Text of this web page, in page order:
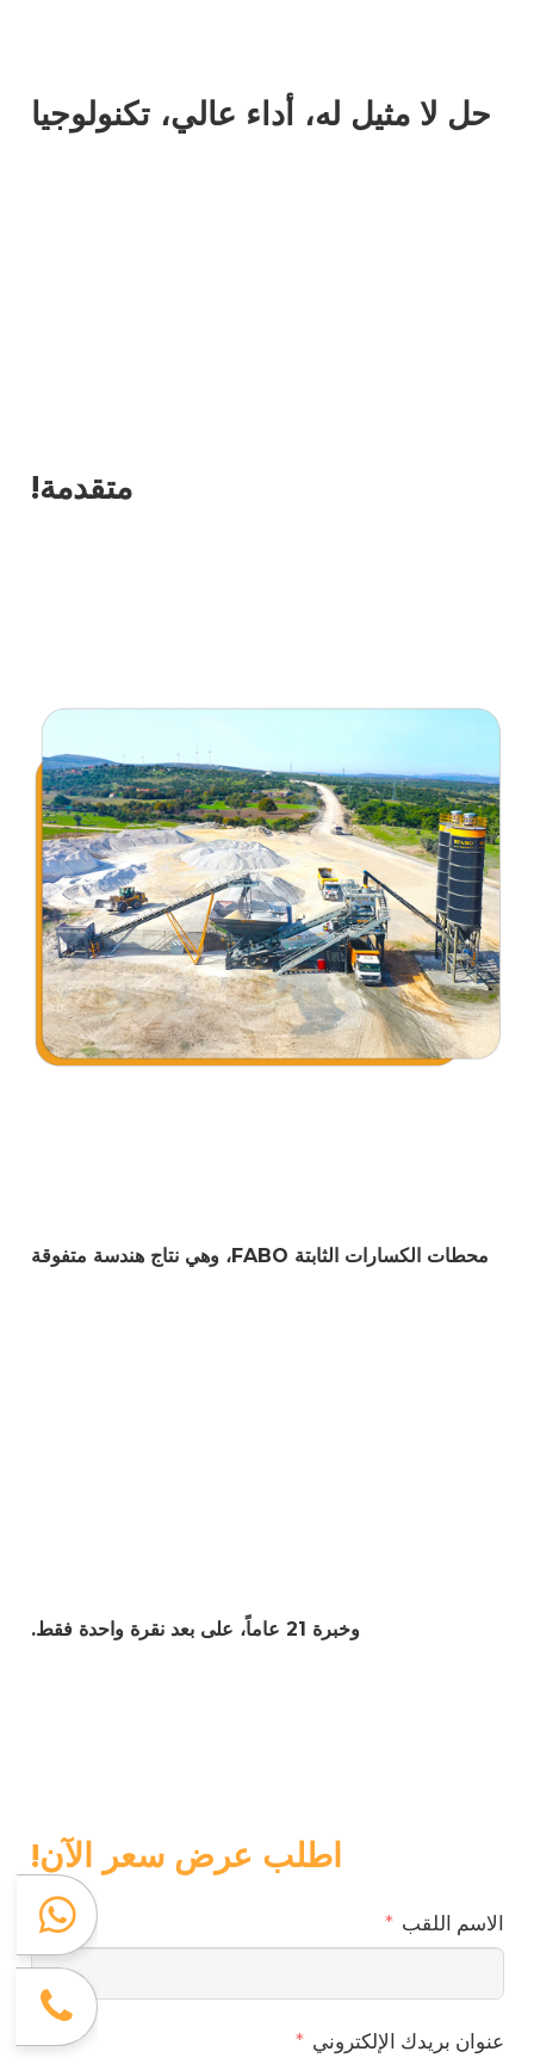
حل لا مثيل له، أداء عالي، تكنولوجيا
متقدمة!
محطات الكسارات الثابتة FABO، وهي نتاج هندسة متفوقة
وخبرة 21 عاماً، على بعد نقرة واحدة فقط.
اطلب عرض سعر الآن!
الاسم اللقب
عنوان بريدك الإلكتروني